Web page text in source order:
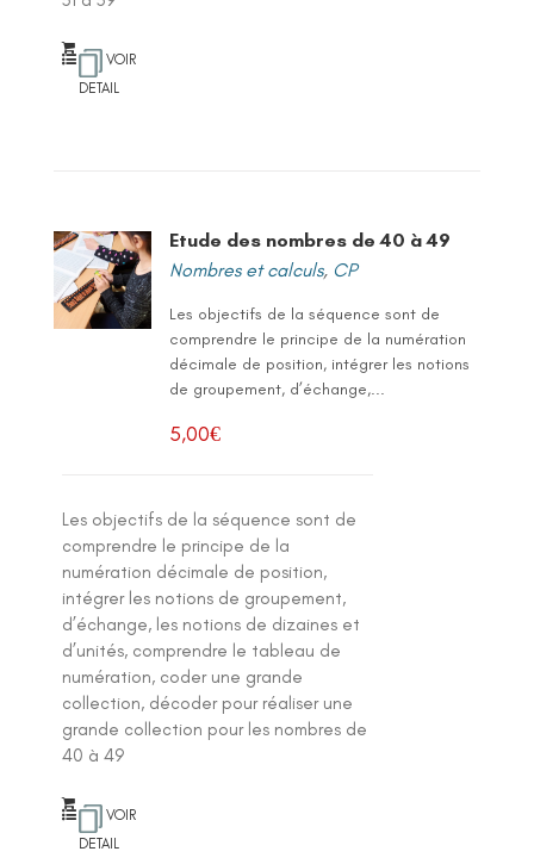
VOIR
DETAIL
Etude des nombres de 40 à 49
Nombres et calculs, CP
Les objectifs de la séquence sont de
comprendre le principe de la numération
décimale de position, intégrer les notions
de groupement, d’échange,...
5,00€
Les objectifs de la séquence sont de
comprendre le principe de la
numération décimale de position,
intégrer les notions de groupement,
d’échange, les notions de dizaines et
d’unités, comprendre le tableau de
numération, coder une grande
collection, décoder pour réaliser une
grande collection pour les nombres de
40 à 49
VOIR
DETAIL